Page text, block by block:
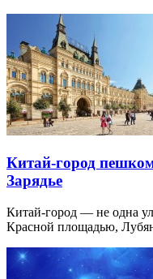
Китай-город
Зарядье
Китай-город — не одна
Красной площадью,